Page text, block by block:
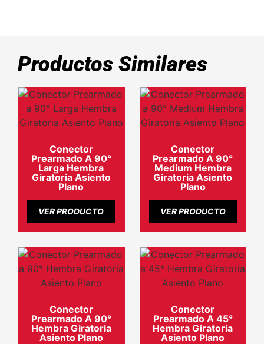
Productos Similares
Conector
Prearmado A 90°
Larga Hembra
Giratoria Asiento
Plano
VER PRODUCTO
Conector
Prearmado A 90°
Medium Hembra
Giratoria Asiento
Plano
VER PRODUCTO
Conector
Prearmado A 90°
Hembra Giratoria
Asiento Plano
Conector
Prearmado A 45°
Hembra Giratoria
Asiento Plano